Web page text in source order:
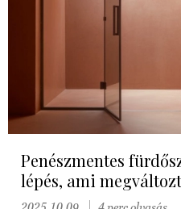
Penészmentes
lépés, ami